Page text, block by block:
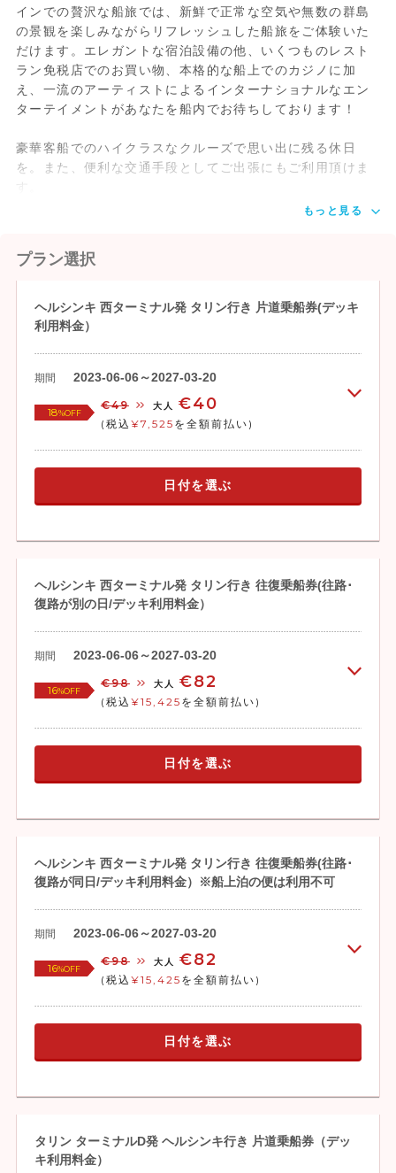
10:30
Tallink社M/S Star号またはSuperstar号に
てヘルシンキを出航、いざタリンへ
12:30
タリン・ターミナルD (Vana sadam
18:30又は
19:30または
20:30
タリン出航、いざヘルシンキへ
約2時間
22:00
ヘルシンキ・ウェストターミナル
(Länsiterminaali.)到着後解散
インでの贅沢な船旅では、新鮮で正常な空気や無数の群島
の景観を楽しみながらリフレッシュした船旅をご体験いた
だけます。エレガントな宿泊設備の他、いくつものレスト
ラン免税店でのお買い物、本格的な船上でのカジノに加
え、一流のアーティストによるインターナショナルなエン
ターテイメントがあなたを船内でお待ちしております！
豪華客船でのハイクラスなクルーズで思い出に残る休日
を。また、便利な交通手段としてご出張にもご利用頂けま
もっと見る
プラン選択
ヘルシンキ 西ターミナル発 タリン行き 片道乗船券(デッキ
利用料金）
期間 2023-06-06～2027-03-20
18%OFF
€49 大人 €40
(税込 ¥7,525 を全額前払い)
日付を選ぶ
ヘルシンキ 西ターミナル発 タリン行き 往復乗船券(往路･
復路が別の日/デッキ利用料金）
期間 2023-06-06～2027-03-20
16%OFF
€98 大人 €82
(税込 ¥15,425 を全額前払い)
日付を選ぶ
ヘルシンキ 西ターミナル発 タリン行き 往復乗船券(往路･
復路が同日/デッキ利用料金）※船上泊の便は利用不可
期間 2023-06-06～2027-03-20
16%OFF
€98 大人 €82
(税込 ¥15,425 を全額前払い)
日付を選ぶ
タリン ターミナルD発 ヘルシンキ行き 片道乗船券（デッ
キ利用料金）